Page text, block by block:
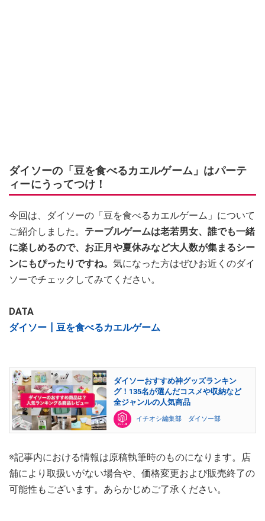
ダイソーの「豆を食べるカエルゲーム」はパーテ
ィーにうってつけ！
今回は、ダイソーの「豆を食べるカエルゲーム」について
ご紹介しました。 テーブルゲームは老若男女、誰でも一緒
に楽しめるので、お正月や夏休みなど大人数が集まるシー
ンにもぴったりですね。 気になった方はぜひお近くのダイ
ソーでチェックしてみてください。
DATA
ダイソー┃豆を食べるカエルゲーム
ダイソーおすすめ神グッズランキン
グ！135名が選んだコスメや収納など
全ジャンルの人気商品
イチオシ編集部 ダイソー部
※記事内における情報は原稿執筆時のものになります。店
舗により取扱いがない場合や、価格変更および販売終了の
可能性もございます。あらかじめご了承ください。